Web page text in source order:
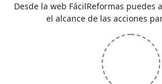
Desde la web FácilReformas puedes
el alcance de las acciones